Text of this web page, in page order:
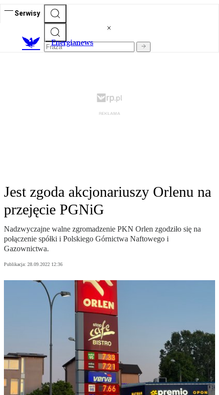
Serwisy
Energianews
Jest zgoda akcjonariuszy Orlenu na
przejęcie PGNiG
Nadzwyczajne walne zgromadzenie PKN Orlen zgodziło się na
połączenie spółki i Polskiego Górnictwa Naftowego i
Gazownictwa.
Publikacja: 28.09.2022 12:36